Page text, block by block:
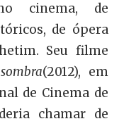
cinema, de
de ópera
Seu filme
(2012), em
de Cinema de
chamar de